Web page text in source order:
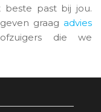
beste past bij jou.
graag advies
die we